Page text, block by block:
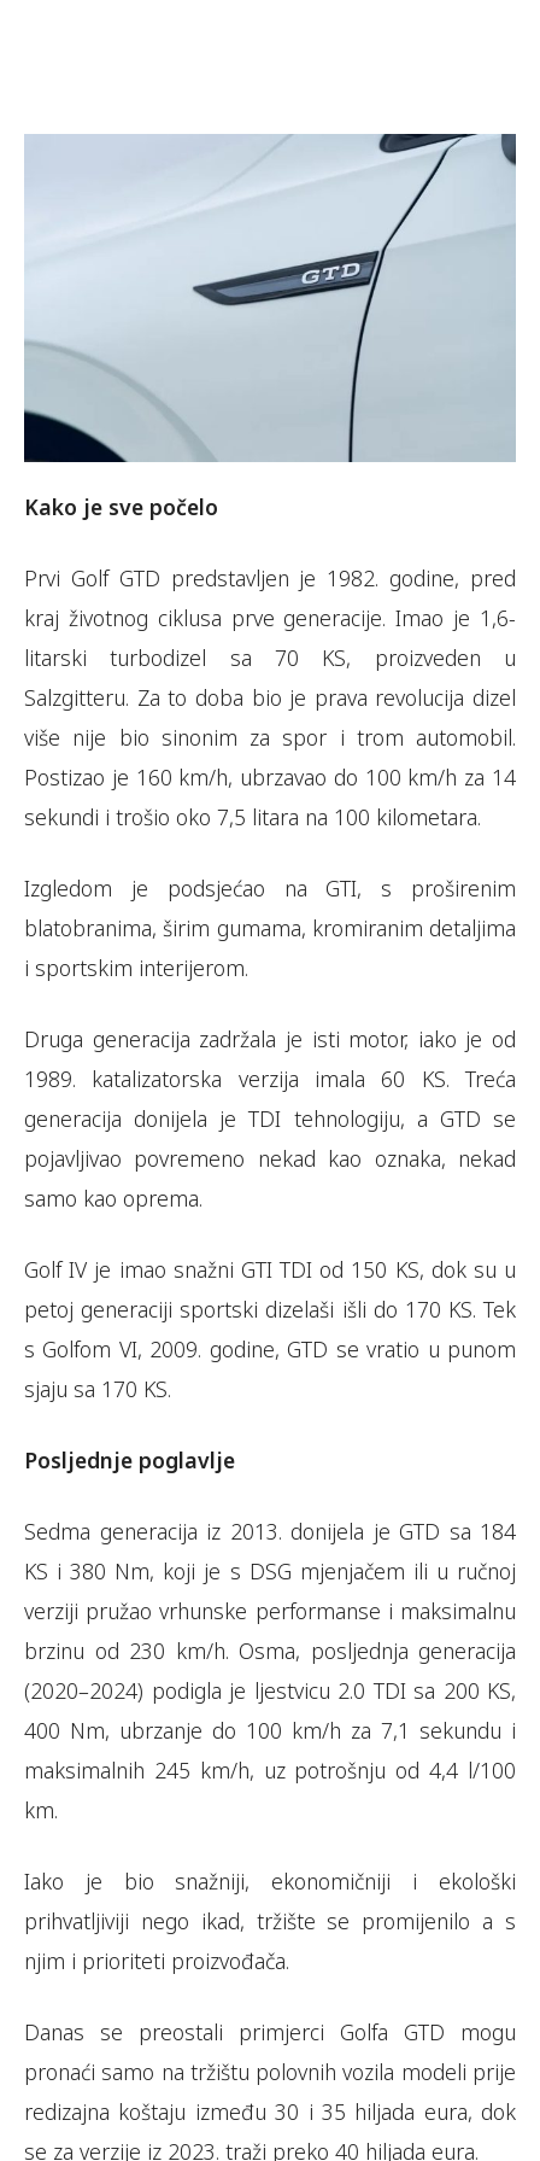
Kako je sve počelo
Prvi Golf GTD predstavljen je 1982. godine, pred
kraj životnog ciklusa prve generacije. Imao je 1,6-
litarski turbodizel sa 70 KS, proizveden u
Salzgitteru. Za to doba bio je prava revolucija dizel
više nije bio sinonim za spor i trom automobil.
Postizao je 160 km/h, ubrzavao do 100 km/h za 14
sekundi i trošio oko 7,5 litara na 100 kilometara.
Izgledom je podsjećao na GTI, s proširenim
blatobranima, širim gumama, kromiranim detaljima
i sportskim interijerom.
Druga generacija zadržala je isti motor, iako je od
1989. katalizatorska verzija imala 60 KS. Treća
generacija donijela je TDI tehnologiju, a GTD se
pojavljivao povremeno nekad kao oznaka, nekad
samo kao oprema.
Golf IV je imao snažni GTI TDI od 150 KS, dok su u
petoj generaciji sportski dizelaši išli do 170 KS. Tek
s Golfom VI, 2009. godine, GTD se vratio u punom
sjaju sa 170 KS.
Posljednje poglavlje
Sedma generacija iz 2013. donijela je GTD sa 184
KS i 380 Nm, koji je s DSG mjenjačem ili u ručnoj
verziji pružao vrhunske performanse i maksimalnu
brzinu od 230 km/h. Osma, posljednja generacija
(2020–2024) podigla je ljestvicu 2.0 TDI sa 200 KS,
400 Nm, ubrzanje do 100 km/h za 7,1 sekundu i
maksimalnih 245 km/h, uz potrošnju od 4,4 l/100
km.
Iako je bio snažniji, ekonomičniji i ekološki
prihvatljiviji nego ikad, tržište se promijenilo a s
njim i prioriteti proizvođača.
Danas se preostali primjerci Golfa GTD mogu
pronaći samo na tržištu polovnih vozila modeli prije
redizajna koštaju između 30 i 35 hiljada eura, dok
se za verzije iz 2023. traži preko 40 hiljada eura.